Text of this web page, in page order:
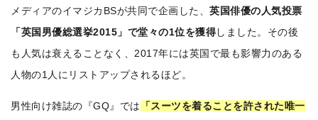
メディアのイマジカBSが共同で企画した、英国俳優の人気投票
「英国男優総選挙2015」で堂々の1位を獲得しました。その後
も人気は衰えることなく、2017年には英国で最も影響力のある
人物の1人にリストアップされるほど。
男性向け雑誌の『GQ』では
「スーツを着ることを許された唯一